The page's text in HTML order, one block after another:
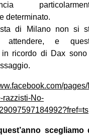
determinato.
di Milano non si
attendere, e
in ricordo di Dax sono
razzisti-No-
scegliamo